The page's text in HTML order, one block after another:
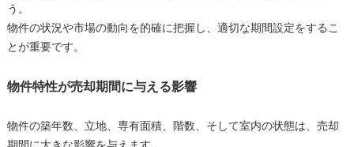
う。
物件の状況や市場の動向を的確に把握し、適切な期間設定をするこ
とが重要です。
物件特性が売却期間に与える影響
物件の築年数、立地、専有面積、階数、そして室内の状態は、売却